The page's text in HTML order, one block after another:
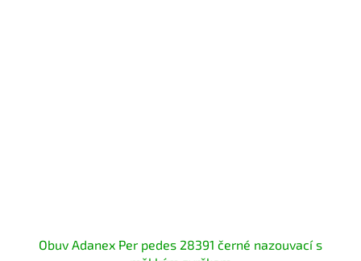
Obuv Adanex Per pedes 28391 černé nazouvací s